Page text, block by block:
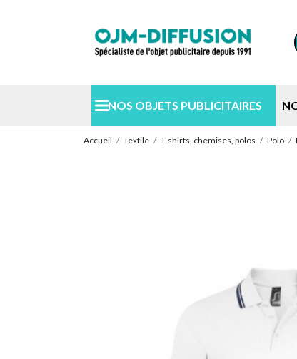
NOS OBJETS PUBLICITAIRES
Accueil Textile T-shirts, chemises, polos Polo